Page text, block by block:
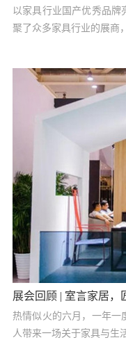
以家具行业国产优秀品牌
聚了众多家具行业的展商
展会回顾 | 室言家居，
热情似火的六月，一年一
人带来一场关于家具与生